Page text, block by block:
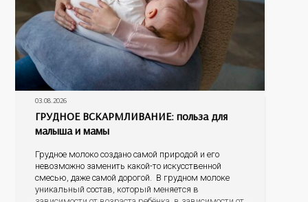
03.08.2026
ГРУДНОЕ ВСКАРМЛИВАНИЕ: польза для
малыша и мамы
Грудное молоко создано самой природой и его
невозможно заменить какой-то искусственной
смесью, даже самой дорогой. В грудном молоке
уникальный состав, который меняется в